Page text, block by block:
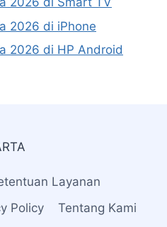
2026 di iPhone
2026 di HP Android
Layanan
Policy Tentang Kami